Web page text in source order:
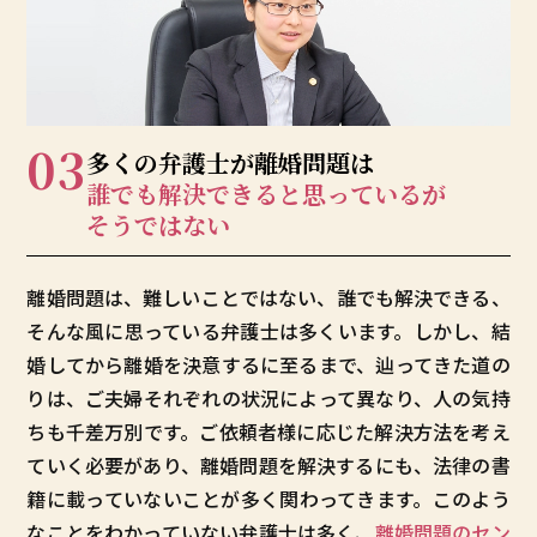
03多くの弁護士が離婚問題は
誰でも解決できると思っているが
そうではない
離婚問題は、難しいことではない、誰でも解決できる、
そんな風に思っている弁護士は多くいます。しかし、結
婚してから離婚を決意するに至るまで、辿ってきた道の
りは、ご夫婦それぞれの状況によって異なり、人の気持
ちも千差万別です。ご依頼者様に応じた解決方法を考え
ていく必要があり、離婚問題を解決するにも、法律の書
籍に載っていないことが多く関わってきます。このよう